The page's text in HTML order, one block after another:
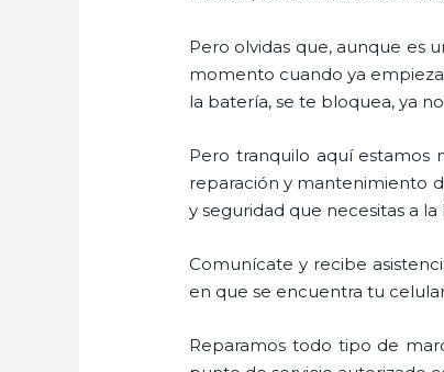
Pero olvidas que, aunque es
momento cuando ya
la batería, se te bloquea, ya
Pero tranquilo aquí estamos
reparación y mantenimiento
y seguridad que necesitas a
Comunícate y recibe
en que se encuentra tu
Reparamos todo tipo de